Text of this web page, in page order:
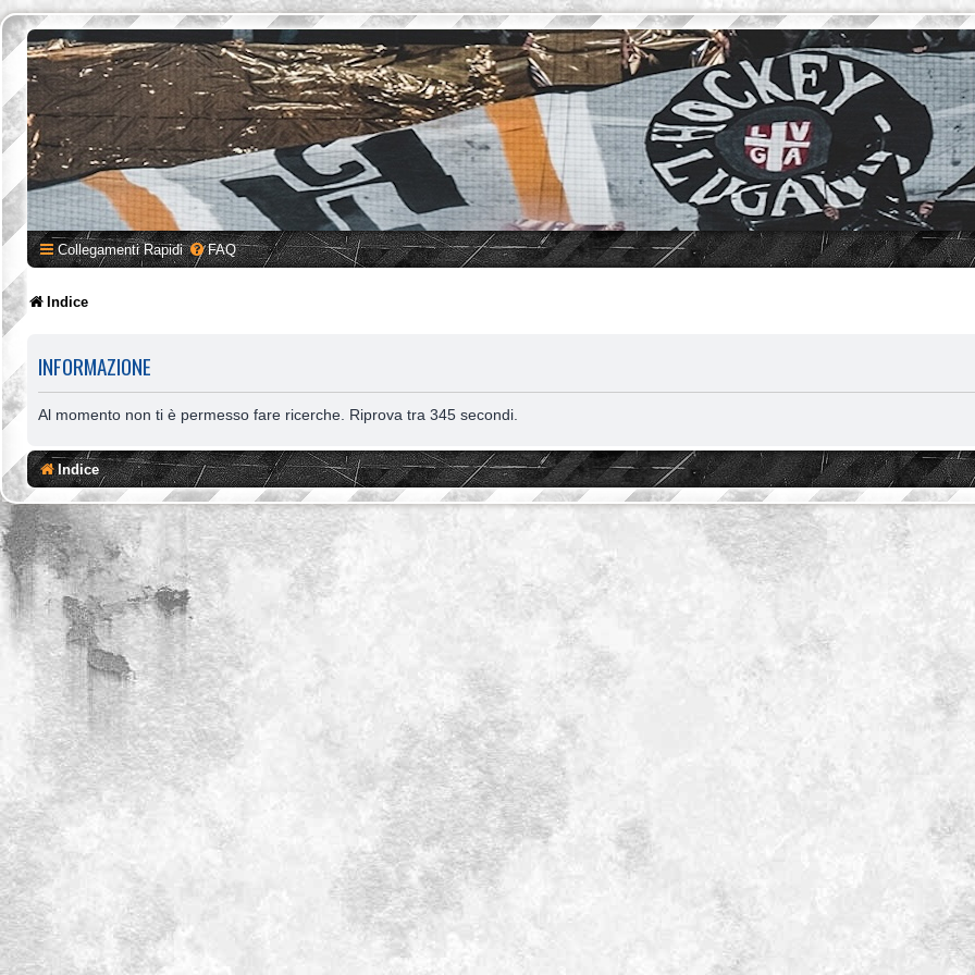
Collegamenti Rapidi FAQ
Indice
INFORMAZIONE
Al momento non ti è permesso fare ricerche. Riprova tra 345 secondi.
Indice